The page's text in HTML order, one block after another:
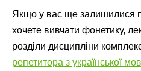
Якщо у вас ще залишилися
хочете вивчати фонетику,
розділи дисципліни
репетитора з української